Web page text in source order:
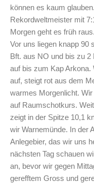
können es kaum
Rekordweltmeister mit
Morgen geht es früh
Vor uns liegen knapp 90
Bft. aus NO und bis zu
auf bis zum Kap Arkona.
auf, steigt rot aus dem
warmes Morgenlicht.
auf Raumschotkurs.
zeigt in der Spitze 10,1
wir Warnemünde. In der
Anlegebier, das wir uns
nächsten Tag schauen
an, bevor wir gegen
gerefftem Gross und